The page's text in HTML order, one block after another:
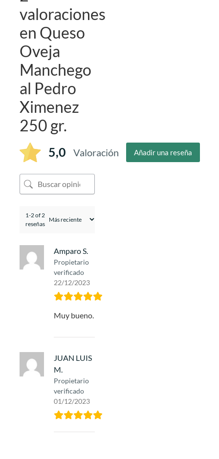
valoraciones
en Queso
Oveja
Manchego
al Pedro
Ximenez
250 gr.
5,0 Valoración Añadir una reseña
1-2 of 2
reseñas
Amparo S.
Propietario
verificado
22/12/2023
Muy bueno.
JUAN LUIS
M.
Propietario
verificado
01/12/2023